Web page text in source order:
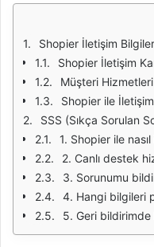
Shopier İletişim
Shopier İletişim
Müşteri
Shopier ile
SSS (Sıkça Sorulan
1. Shopier ile
2. Canlı destek
3. Sorunumu
4. Hangi bilgileri
5. Geri